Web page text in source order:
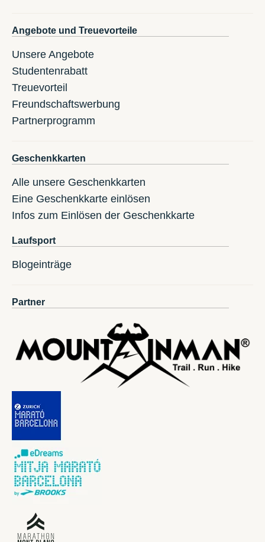
Angebote und Treuevorteile
Unsere Angebote
Studentenrabatt
Treuevorteil
Freundschaftswerbung
Partnerprogramm
Geschenkkarten
Alle unsere Geschenkkarten
Eine Geschenkkarte einlösen
Infos zum Einlösen der Geschenkkarte
Laufsport
Blogeinträge
Partner